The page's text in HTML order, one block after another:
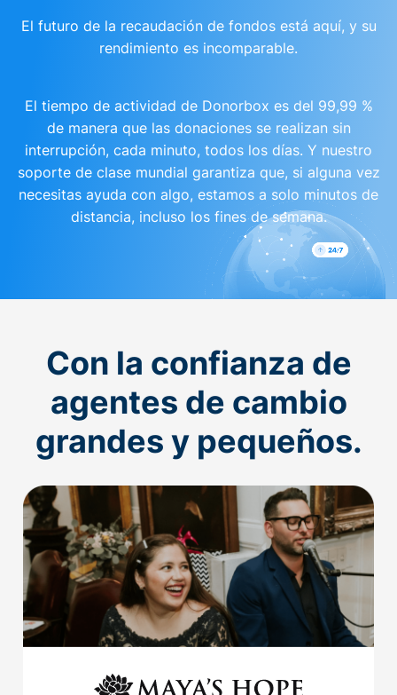
El futuro de la recaudación de fondos está aquí, y su
rendimiento es incomparable.
El tiempo de actividad de Donorbox es del 99,99 %
de manera que las donaciones se realizan sin
interrupción, cada minuto, todos los días. Y nuestro
soporte de clase mundial garantiza que, si alguna vez
necesitas ayuda con algo, estamos a solo minutos de
distancia, incluso los fines de semana.
Con la confianza de
agentes de cambio
grandes y pequeños.